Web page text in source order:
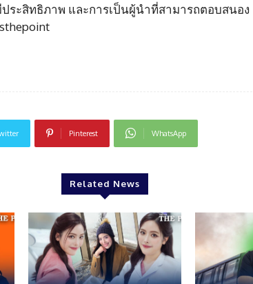
ระสิทธิภาพ และการเป็นผู้นำที่สามารถตอบสนอง
Pinterest WhatsApp
Related News